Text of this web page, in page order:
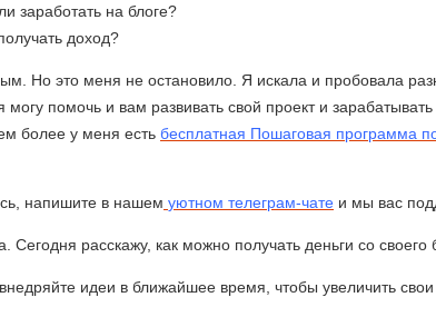
заработать на блоге?
доход?
Но это меня не остановило. Я искала и пробовала
помочь и вам развивать свой проект и
более у меня есть бесплатная Пошаговая программа
напишите в нашем уютном телеграм-чате и мы вас
расскажу, как можно получать деньги со своего
идеи в ближайшее время, чтобы увеличить